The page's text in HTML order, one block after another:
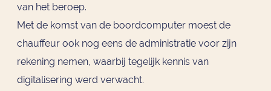
van het beroep.
Met de komst van de boordcomputer moest de
chauffeur ook nog eens de administratie voor zijn
rekening nemen, waarbij tegelijk kennis van
digitalisering werd verwacht.